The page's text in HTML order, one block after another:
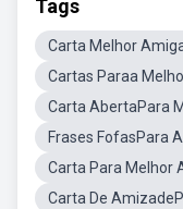
Tags
Carta Melhor
Cartas Paraa
Carta AbertaPara
Frases FofasPara
Carta Para Melhor
Carta De